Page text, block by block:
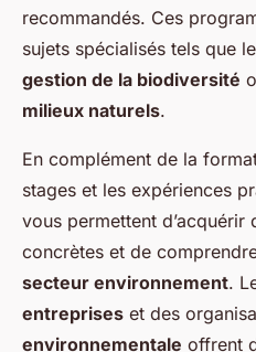
recommandés. Ces
sujets spécialisés tels que le
gestion de la biodiversité
milieux naturels.
En complément de la
stages et les expériences
vous permettent d’acquérir
concrètes et de
secteur environnement.
entreprises et des
environnementale offrent